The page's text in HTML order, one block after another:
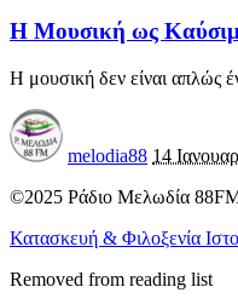
Η Μουσική ως
Η μουσική δεν είναι απλώς
melodia88 14
©2025 Ράδιο Μελωδία
Κατασκευή & Φιλοξενία
Removed from reading list